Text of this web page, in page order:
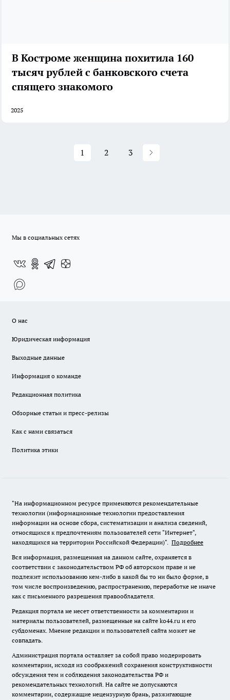
В Костроме женщина похитила 160
тысяч рублей с банковского счета
спящего знакомого
2025
1 2 3
Мы в социальных сетях
О нас
Юридическая информация
Выходные данные
Информация о команде
Редакционная политика
Обзорные статьи и пресс-релизы
Как с нами связаться
Политика этики
"На информационном ресурсе применяются рекомендательные
технологии (информационные технологии предоставления
информации на основе сбора, систематизации и анализа сведений,
относящихся к предпочтениям пользователей сети "Интернет",
находящихся на территории Российской Федерации)". Подробнее
Вся информация, размещенная на данном сайте, охраняется в
соответствии с законодательством РФ об авторском праве и не
подлежит использованию кем-либо в какой бы то ни было форме, в
том числе воспроизведению, распространению, переработке не иначе
как с письменного разрешения правообладателя.
Редакция портала не несет ответственности за комментарии и
материалы пользователей, размещенные на сайте ko44.ru и его
субдоменах. Мнение редакции и пользователей сайта может не
совпадать.
Администрация портала оставляет за собой право модерировать
комментарии, исходя из соображений сохранения конструктивности
обсуждения тем и соблюдения законодательства РФ и
рекомендательных технологий. На сайте не допускаются
комментарии, содержащие нецензурную брань, разжигающие